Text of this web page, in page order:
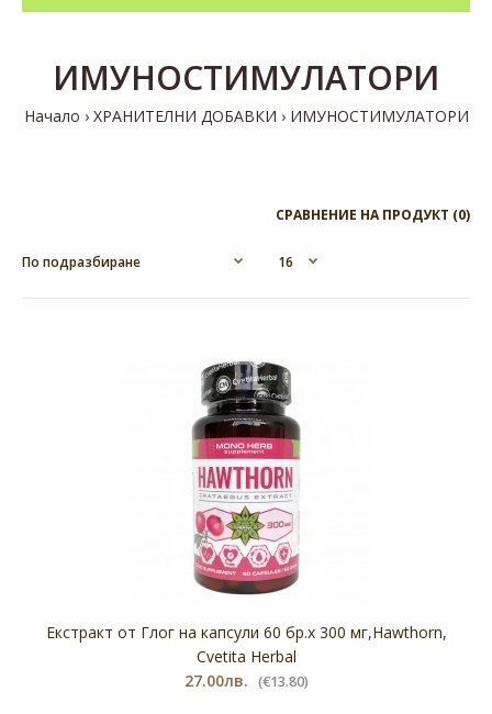
ИМУНОСТИМУЛАТОРИ
Начало ХРАНИТЕЛНИ ДОБАВКИ ИМУНОСТИМУЛАТОРИ
СРАВНЕНИЕ НА ПРОДУКТ (0)
Екстракт от Глог на капсули 60 бр.х 300 мг,Hawthorn,
Cvetita Herbal
Екстракт от Глог на капсули 60 бр.х 300 мг,Hawthorn,
Cvetita Herbal
27.00лв. (€13.80)